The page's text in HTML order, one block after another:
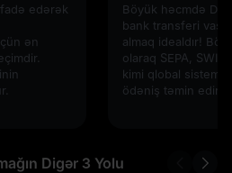
edərək
ən
Böyük həcmdə
bank transferi
almaq idealdır!
olaraq SEPA,
kimi qlobal
ödəniş təmin edir.
Digər 3 Yolu